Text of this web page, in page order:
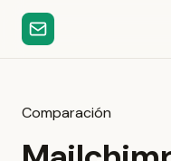
Comparación